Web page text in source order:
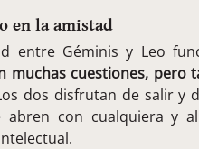
en la amistad
entre Géminis y Leo
muchas cuestiones, pero
dos disfrutan de salir y
con cualquiera y